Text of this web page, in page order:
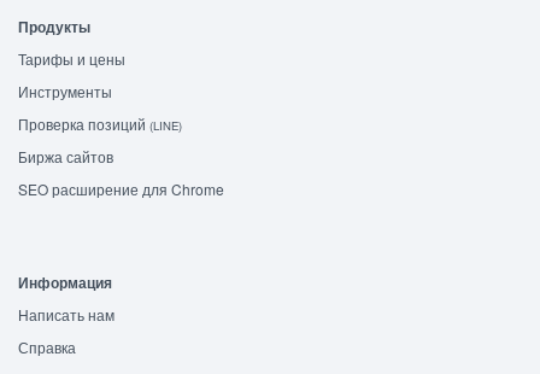
Продукты
Тарифы и цены
Инструменты
Проверка позиций (LINE)
Биржа сайтов
SEO расширение для Chrome
Информация
Написать нам
Справка